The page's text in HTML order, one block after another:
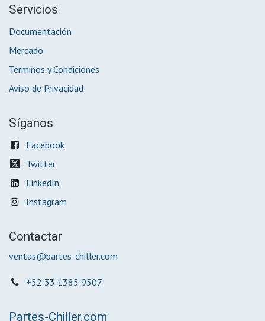
Servicios
Documentación
Mercado
Términos y Condiciones
Aviso de Privacidad
Síganos
Facebook
Twitter
LinkedIn
Instagram
Contactar
ventas@partes-chiller.com
+52 33 1385 9507
Partes-Chiller.com